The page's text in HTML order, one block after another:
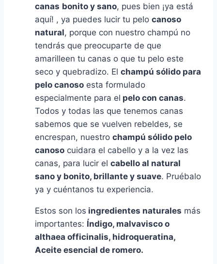
canas bonito y sano, pues bien ¡ya está
aquí! , ya puedes lucir tu pelo canoso
natural, porque con nuestro champú no
tendrás que preocuparte de que
amarilleen tu canas o que tu pelo este
seco y quebradizo. El champú sólido para
pelo canoso esta formulado
especialmente para el pelo con canas.
Todos y todas las que tenemos canas
sabemos que se vuelven rebeldes, se
encrespan, nuestro champú sólido pelo
canoso cuidara el cabello y a la vez las
canas, para lucir el cabello al natural
sano y bonito, brillante y suave. Pruébalo
ya y cuéntanos tu experiencia.
Estos son los ingredientes naturales más
importantes: Índigo, malvavisco o
althaea officinalis, hidroqueratina,
Aceite esencial de romero.